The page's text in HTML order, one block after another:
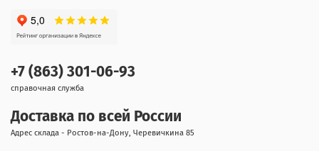
+7 (863) 301-06-93
справочная служба
Доставка по всей России
Адрес склада - Ростов-на-Дону, Черевичкина 85